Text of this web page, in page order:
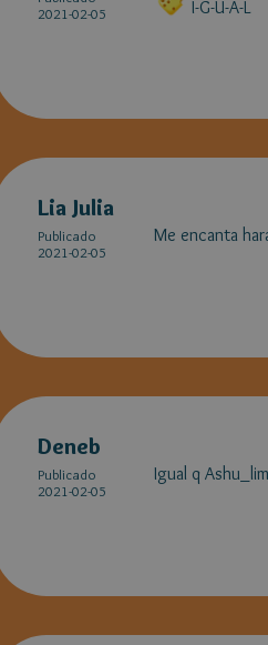
2021-02-05
I-G-U-A-L
Lia Julia
Publicado
2021-02-05
Me encanta
Deneb
Publicado
2021-02-05
Igual q